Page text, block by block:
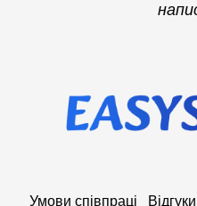
Умови співпраці